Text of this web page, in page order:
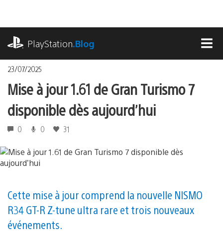
contenu
PlayStation.Blog
23/07/2025
Mise à jour 1.61 de Gran Turismo 7
disponible dès aujourd’hui
0 0 31
Cette mise à jour comprend la nouvelle NISMO
R34 GT-R Z-tune ultra rare et trois nouveaux
événements.